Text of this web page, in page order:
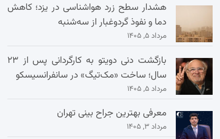
هشدار سطح زرد هواشناسی در یزد؛ کاهش
دما و نفوذ گردوغبار از سه‌شنبه
مرداد ۵, ۱۴۰۵
بازگشت دنی دویتو به کارگردانی پس از ۲۳
سال؛ ساخت «مک‌تیگ» در سانفرانسیسکو
مرداد ۵, ۱۴۰۵
معرفی بهترین جراح بینی تهران
مرداد ۳, ۱۴۰۵